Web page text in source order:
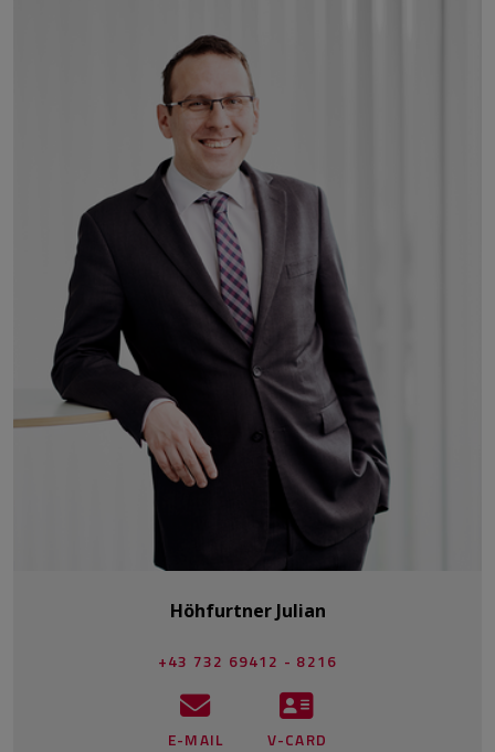
Höhfurtner Julian
+43 732 69412 - 8216
E-MAIL V-CARD